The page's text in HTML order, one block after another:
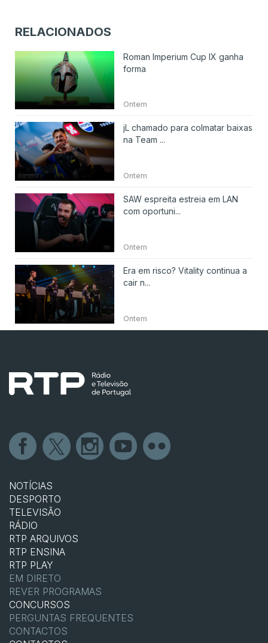
RELACIONADOS
Roman Imperium Cup IX ganha
forma
Ontem
jL chamado para colmatar baixas
na Team ...
Ontem
SAW espreita estreia em LAN
com oportuni...
Ontem
Era em risco? Vitality continua a
cair n...
Ontem
NOTÍCIAS
DESPORTO
TELEVISÃO
RÁDIO
RTP ARQUIVOS
RTP ENSINA
RTP PLAY
EM DIRETO
REVER PROGRAMAS
CONCURSOS
PERGUNTAS FREQUENTES
CONTACTOS